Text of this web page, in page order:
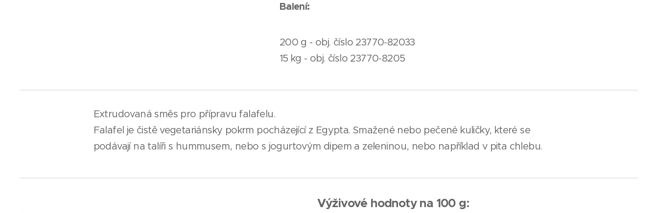
Balení:
200 g - obj. číslo 23770-82033
15 kg - obj. číslo 23770-8205
Extrudovaná směs pro přípravu falafelu.
Falafel je čistě vegetariánsky pokrm pocházející z Egypta. Smažené nebo pečené kuličky, které se
podávají na talíři s hummusem, nebo s jogurtovým dipem a zeleninou, nebo například v pita chlebu.
Výživové hodnoty na 100 g: